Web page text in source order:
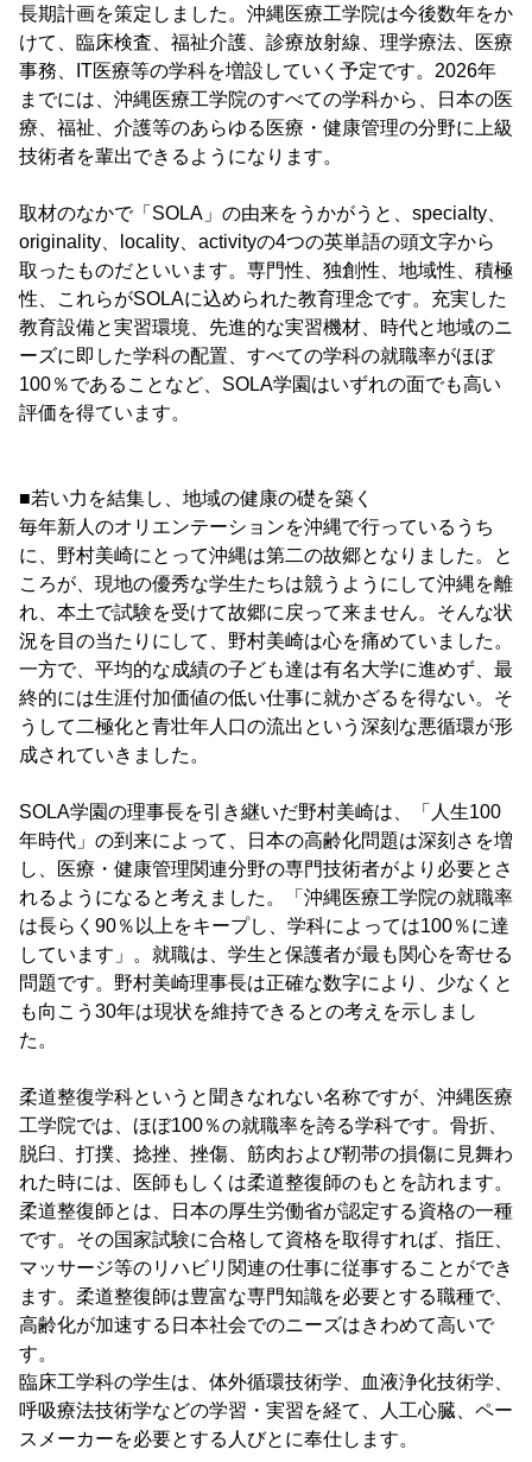
長期計画を策定しました。沖縄医療工学院は今後数年をか
けて、臨床検査、福祉介護、診療放射線、理学療法、医療
事務、IT医療等の学科を増設していく予定です。2026年
までには、沖縄医療工学院のすべての学科から、日本の医
療、福祉、介護等のあらゆる医療・健康管理の分野に上級
技術者を輩出できるようになります。
取材のなかで「SOLA」の由来をうかがうと、specialty、
originality、locality、activityの4つの英単語の頭文字から
取ったものだといいます。専門性、独創性、地域性、積極
性、これらがSOLAに込められた教育理念です。充実した
教育設備と実習環境、先進的な実習機材、時代と地域のニ
ーズに即した学科の配置、すべての学科の就職率がほぼ
100％であることなど、SOLA学園はいずれの面でも高い
評価を得ています。
■若い力を結集し、地域の健康の礎を築く
毎年新人のオリエンテーションを沖縄で行っているうち
に、野村美崎にとって沖縄は第二の故郷となりました。と
ころが、現地の優秀な学生たちは競うようにして沖縄を離
れ、本土で試験を受けて故郷に戻って来ません。そんな状
況を目の当たりにして、野村美崎は心を痛めていました。
一方で、平均的な成績の子ども達は有名大学に進めず、最
終的には生涯付加価値の低い仕事に就かざるを得ない。そ
うして二極化と青壮年人口の流出という深刻な悪循環が形
成されていきました。
SOLA学園の理事長を引き継いだ野村美崎は、「人生100
年時代」の到来によって、日本の高齢化問題は深刻さを増
し、医療・健康管理関連分野の専門技術者がより必要とさ
れるようになると考えました。「沖縄医療工学院の就職率
は長らく90％以上をキープし、学科によっては100％に達
しています」。就職は、学生と保護者が最も関心を寄せる
問題です。野村美崎理事長は正確な数字により、少なくと
も向こう30年は現状を維持できるとの考えを示しまし
た。
柔道整復学科というと聞きなれない名称ですが、沖縄医療
工学院では、ほぼ100％の就職率を誇る学科です。骨折、
脱臼、打撲、捻挫、挫傷、筋肉および靭帯の損傷に見舞わ
れた時には、医師もしくは柔道整復師のもとを訪れます。
柔道整復師とは、日本の厚生労働省が認定する資格の一種
です。その国家試験に合格して資格を取得すれば、指圧、
マッサージ等のリハビリ関連の仕事に従事することができ
ます。柔道整復師は豊富な専門知識を必要とする職種で、
高齢化が加速する日本社会でのニーズはきわめて高いで
す。
臨床工学科の学生は、体外循環技術学、血液浄化技術学、
呼吸療法技術学などの学習・実習を経て、人工心臓、ペー
スメーカーを必要とする人びとに奉仕します。